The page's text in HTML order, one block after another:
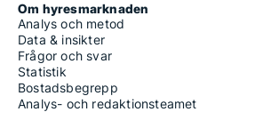
Om hyresmarknaden
Analys och metod
Data & insikter
Frågor och svar
Statistik
Bostadsbegrepp
Analys- och redaktionsteamet